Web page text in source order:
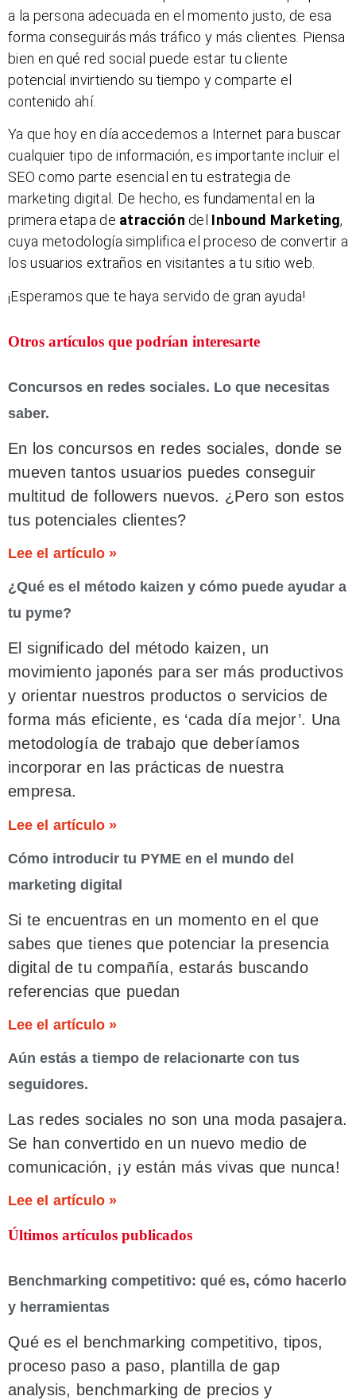
a la persona adecuada en el momento justo, de esa
forma conseguirás más tráfico y más clientes. Piensa
bien en qué red social puede estar tu cliente
potencial invirtiendo su tiempo y comparte el
contenido ahí.
Ya que hoy en día accedemos a Internet para buscar
cualquier tipo de información, es importante incluir el
SEO como parte esencial en tu estrategia de
marketing digital. De hecho, es fundamental en la
primera etapa de atracción del Inbound Marketing,
cuya metodología simplifica el proceso de convertir a
los usuarios extraños en visitantes a tu sitio web.
¡Esperamos que te haya servido de gran ayuda!
Otros artículos que podrían interesarte
Concursos en redes sociales. Lo que necesitas
saber.
En los concursos en redes sociales, donde se
mueven tantos usuarios puedes conseguir
multitud de followers nuevos. ¿Pero son estos
tus potenciales clientes?
Lee el artículo »
¿Qué es el método kaizen y cómo puede ayudar a
tu pyme?
El significado del método kaizen, un
movimiento japonés para ser más productivos
y orientar nuestros productos o servicios de
forma más eficiente, es ‘cada día mejor’. Una
metodología de trabajo que deberíamos
incorporar en las prácticas de nuestra
empresa.
Lee el artículo »
Cómo introducir tu PYME en el mundo del
marketing digital
Si te encuentras en un momento en el que
sabes que tienes que potenciar la presencia
digital de tu compañía, estarás buscando
referencias que puedan
Lee el artículo »
Aún estás a tiempo de relacionarte con tus
seguidores.
Las redes sociales no son una moda pasajera.
Se han convertido en un nuevo medio de
comunicación, ¡y están más vivas que nunca!
Lee el artículo »
Últimos artículos publicados
Benchmarking competitivo: qué es, cómo hacerlo
y herramientas
Qué es el benchmarking competitivo, tipos,
proceso paso a paso, plantilla de gap
analysis, benchmarking de precios y